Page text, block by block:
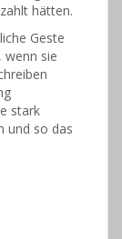
hätten.
Geste
wenn sie
stark
und so das